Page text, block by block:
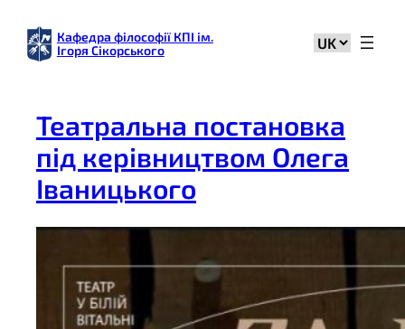
вмісту
Кафедра філософії КПІ ім.
Ігоря Сікорського
Вибрати
Театральна постановка
під керівництвом Олега
Іваницького